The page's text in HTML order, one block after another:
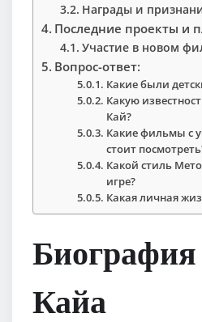
Награды и
Последние проекты и
Участие в новом
Вопрос-ответ:
Какие были
Какую
Кай?
Какие фильмы с
стоит
Какой стиль
игре?
Какая личная
Кайа